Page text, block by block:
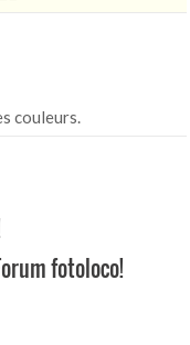
couleurs.
fotoloco!